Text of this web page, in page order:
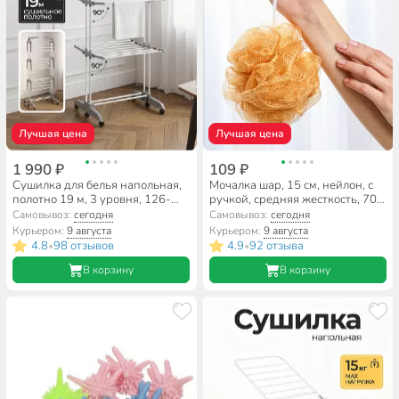
Лучшая цена
1 990 ₽
Сушилка для белья напольная,
полотно 19 м, 3 уровня, 126-
75х64х179 см, складная, 24
прута, 30 кг, серая, Aqwin, Так
удобно, VPF88
Самовывоз:сегодня
Курьером:9 августа
4.8•98 отзывов
В корзину
Лучшая цена
109 ₽
Мочалка шар, 15 см, нейлон, с
ручкой, средняя жесткость, 70
гр, в ассортименте, Aqwin
Самовывоз: сегодня
Курьером: 9 августа
4.9•92 отзыва
В корзину